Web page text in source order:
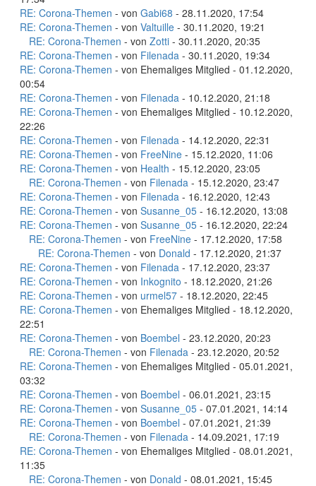
RE: Corona-Themen - von Gabi68 - 28.11.2020, 17:54
RE: Corona-Themen - von Valtuille - 30.11.2020, 19:21
RE: Corona-Themen - von Zotti - 30.11.2020, 20:35
RE: Corona-Themen - von Filenada - 30.11.2020, 19:34
RE: Corona-Themen - von Ehemaliges Mitglied - 01.12.2020,
00:54
RE: Corona-Themen - von Filenada - 10.12.2020, 21:18
RE: Corona-Themen - von Ehemaliges Mitglied - 10.12.2020,
22:26
RE: Corona-Themen - von Filenada - 14.12.2020, 22:31
RE: Corona-Themen - von FreeNine - 15.12.2020, 11:06
RE: Corona-Themen - von Health - 15.12.2020, 23:05
RE: Corona-Themen - von Filenada - 15.12.2020, 23:47
RE: Corona-Themen - von Filenada - 16.12.2020, 12:43
RE: Corona-Themen - von Susanne_05 - 16.12.2020, 13:08
RE: Corona-Themen - von Susanne_05 - 16.12.2020, 22:24
RE: Corona-Themen - von FreeNine - 17.12.2020, 17:58
RE: Corona-Themen - von Donald - 17.12.2020, 21:37
RE: Corona-Themen - von Filenada - 17.12.2020, 23:37
RE: Corona-Themen - von Inkognito - 18.12.2020, 21:26
RE: Corona-Themen - von urmel57 - 18.12.2020, 22:45
RE: Corona-Themen - von Ehemaliges Mitglied - 18.12.2020,
22:51
RE: Corona-Themen - von Boembel - 23.12.2020, 20:23
RE: Corona-Themen - von Filenada - 23.12.2020, 20:52
RE: Corona-Themen - von Ehemaliges Mitglied - 05.01.2021,
03:32
RE: Corona-Themen - von Boembel - 06.01.2021, 23:15
RE: Corona-Themen - von Susanne_05 - 07.01.2021, 14:14
RE: Corona-Themen - von Boembel - 07.01.2021, 21:39
RE: Corona-Themen - von Filenada - 14.09.2021, 17:19
RE: Corona-Themen - von Ehemaliges Mitglied - 08.01.2021,
11:35
RE: Corona-Themen - von Donald - 08.01.2021, 15:45